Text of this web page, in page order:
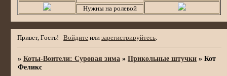
Нужны на ролевой
Привет, Гость! Войдите илизарегистрируйтесь.
»Коты-Воители: Суровая зима »Прикольные штучки »Кот
Феликс